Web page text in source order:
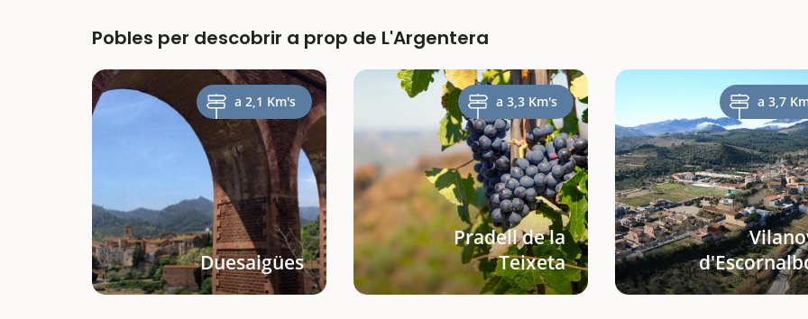
Pobles per descobrir a prop de L'Argentera
a 2,1 Km's
Duesaigües
a 3,3 Km's
Pradell de la
Teixeta
a 3,7